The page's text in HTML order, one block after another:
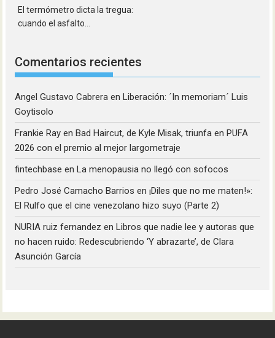
El termómetro dicta la tregua:
cuando el asfalto...
Comentarios recientes
Angel Gustavo Cabrera enLiberación: ´In memoriam´ Luis
Goytisolo
Frankie Ray enBad Haircut, de Kyle Misak, triunfa en PUFA
2026 con el premio al mejor largometraje
fintechbase enLa menopausia no llegó con sofocos
Pedro José Camacho Barrios en¡Diles que no me maten!»:
El Rulfo que el cine venezolano hizo suyo (Parte 2)
NURIA ruiz fernandez enLibros que nadie lee y autoras que
no hacen ruido: Redescubriendo ‘Y abrazarte’, de Clara
Asunción García